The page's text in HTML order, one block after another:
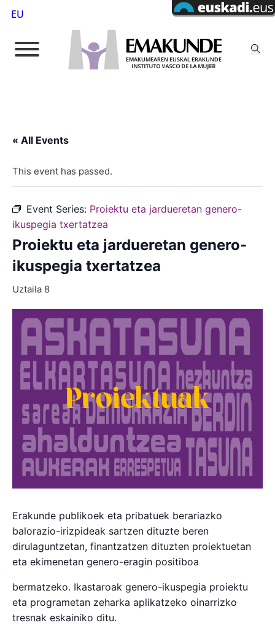
EU
« All Events
This event has passed.
Event Series: Proiektu eta jardueretan genero-
ikuspegia txertatzea
Proiektu eta jardueretan genero-
ikuspegia txertatzea
Uztaila 8
Erakunde publikoek eta pribatuek berariazko
balorazio-irizpideak sartzen dituzte beren
dirulaguntzetan, finantzatzen dituzten proiektuetan
eta ekimenetan genero-eragin positiboa
bermatzeko. Ikastaroak genero-ikuspegia proiektu
eta programetan zeharka aplikatzeko oinarrizko
tresnak eskainiko ditu.